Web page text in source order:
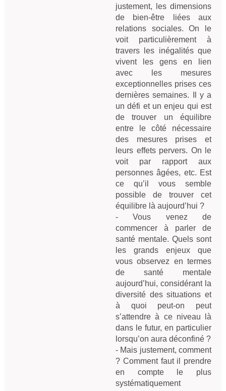
justement, les dimensions
de bien-être liées aux
relations sociales. On le
voit particulièrement à
travers les inégalités que
vivent les gens en lien
avec les mesures
exceptionnelles prises ces
dernières semaines. Il y a
un défi et un enjeu qui est
de trouver un équilibre
entre le côté nécessaire
des mesures prises et
leurs effets pervers. On le
voit par rapport aux
personnes âgées, etc. Est
ce qu’il vous semble
possible de trouver cet
équilibre là aujourd’hui ?
- Vous venez de
commencer à parler de
santé mentale. Quels sont
les grands enjeux que
vous observez en termes
de santé mentale
aujourd’hui, considérant la
diversité des situations et
à quoi peut-on peut
s’attendre à ce niveau là
dans le futur, en particulier
lorsqu’on aura déconfiné ?
- Mais justement, comment
? Comment faut il prendre
en compte le plus
systématiquement